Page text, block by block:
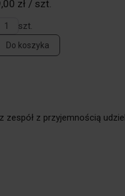
zł / szt.
szt.
Do koszyka
zespół z przyjemnością